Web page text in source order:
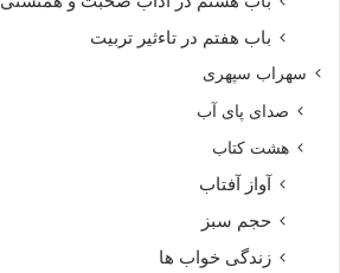
باب هفتم در تاءثیر تربیت
سهراب سپهری
صدای پای آب
هشت کتاب
آواز آفتاب
حجم سبز
زندگی خواب ها